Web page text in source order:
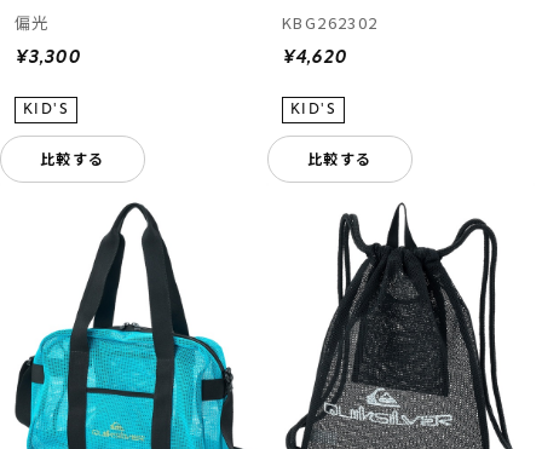
偏光
¥3,300
比較する
KBG262302
¥4,620
比較する